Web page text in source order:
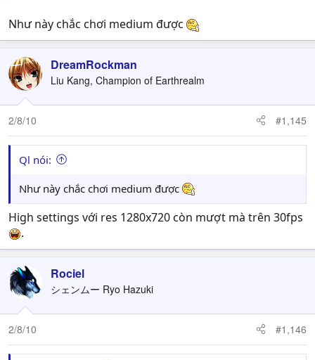
Như này chắc chơi medium được
DreamRockman
Liu Kang, Champion of Earthrealm
2/8/10 #1,145
Ql nói:
Như này chắc chơi medium được
High settings với res 1280x720 còn mượt mà trên 30fps
.
Rociel
シェンムー Ryo Hazuki
2/8/10 #1,146